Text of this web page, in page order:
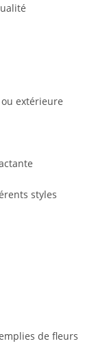
extérieure
styles
de fleurs